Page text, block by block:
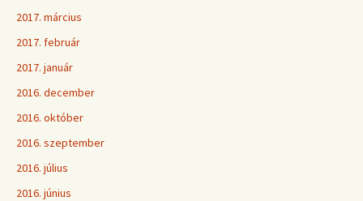
2017. március
2017. február
2017. január
2016. december
2016. október
2016. szeptember
2016. július
2016. június